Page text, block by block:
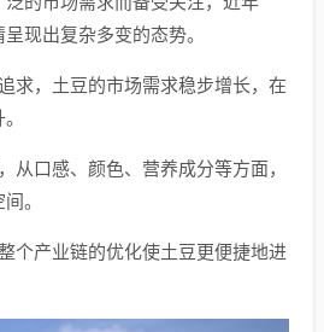
现出复杂多变的态势。
求，土豆的市场需求稳步增长，在
口感、颜色、营养成分等方面，
。
个产业链的优化使土豆更便捷地进